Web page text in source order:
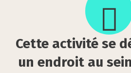
Cette acti­vi­té se
un endroit au
déroule
dans